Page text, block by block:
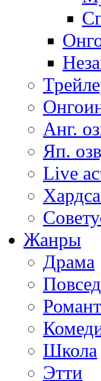
Анг.
Яп.
Live
Жанры
Драма
Школа
Этти